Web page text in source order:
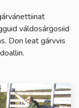
váldosárgosiid
Don leat gárvvis